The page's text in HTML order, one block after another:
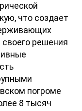
что создает
своего решения
погроме
8 тысяч